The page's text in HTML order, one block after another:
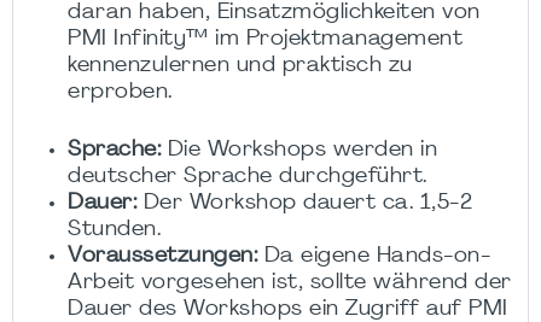
daran haben, Einsatzmöglichkeiten von
PMI Infinity™ im Projektmanagement
kennenzulernen und praktisch zu
erproben.
Sprache:Die Workshops werden in
deutscher Sprache durchgeführt.
Dauer: Der Workshop dauert ca. 1,5-2
Stunden.
Voraussetzungen:Da eigene Hands-on-
Arbeit vorgesehen ist, sollte während der
Dauer des Workshops ein Zugriff auf PMI